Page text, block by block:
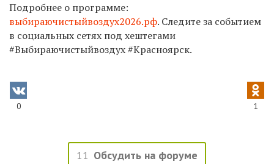
Подробнее о программе:
выбираючистыйвоздух2026.рф. Следите за событием
в социальных сетях под хештегами
#Выбираючистыйвоздух #Красноярск.
0 1
11 Обсудить на форуме